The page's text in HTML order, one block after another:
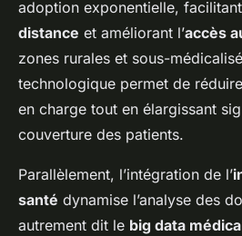
adoption exponentielle,
distance et améliorant l’accès
zones rurales et sous-
technologique permet de
en charge tout en élargissant
couverture des patients.
Parallèlement, l’intégration de l’
santé dynamise l’analyse des
autrement dit le big data